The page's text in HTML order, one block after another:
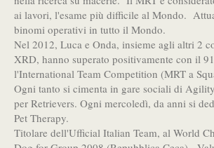
ai lavori, l'esame più difficile al Mondo.
binomi operativi in tutto il Mondo.
Nel 2012, Luca e Onda, insieme agli altri 2
XRD, hanno superato positivamente con il
l'International Team Competition (MRT a
Ogni tanto si cimenta in gare sociali di
per Retrievers. Ogni mercoledì, da anni si
Pet Therapy.
Titolare dell'Ufficial Italian Team, al World